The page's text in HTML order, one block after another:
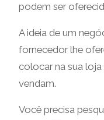
podem ser
A ideia de um
fornecedor lhe
colocar na sua
vendam.
Você precisa